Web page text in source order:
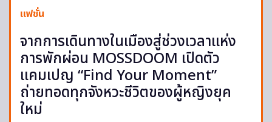
แฟชั่น
จากการเดินทางในเมืองสู่ช่วงเวลาแห่ง
การพักผ่อน MOSSDOOM เปิดตัว
แคมเปญ “Find Your Moment”
ถ่ายทอดทุกจังหวะชีวิตของผู้หญิงยุค
ใหม่